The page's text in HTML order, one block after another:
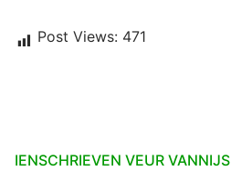
Post Views: 471
IENSCHRIEVEN VEUR VANNIJS